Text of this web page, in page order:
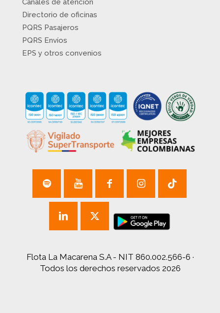
Canales de atención
Directorio de oficinas
PQRS Pasajeros
PQRS Envíos
EPS y otros convenios
Flota La Macarena S.A - NIT 860.002.566-6 ·
Todos los derechos reservados 2026